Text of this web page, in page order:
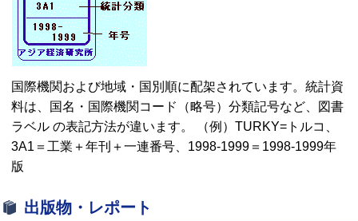
国際機関および地域・国別順に配架されています。統計資
料は、国名・国際機関コード（略号）分類記号など、図書
ラベル の表記方法が違います。 （例）TURKY=トルコ、
3A1＝工業＋年刊＋一連番号、1998-1999＝1998-1999年
版
出版物・レポート